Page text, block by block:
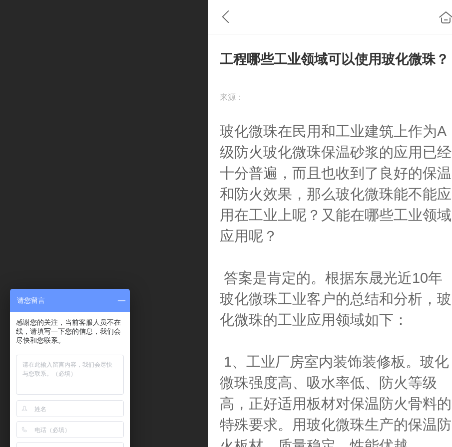
工程哪些工业领域可以使用玻化微珠？
来源：
玻化微珠在民用和工业建筑上作为A
级防火玻化微珠保温砂浆的应用已经
十分普遍，而且也收到了良好的保温
和防火效果，那么玻化微珠能不能应
用在工业上呢？又能在哪些工业领域
应用呢？
答案是肯定的。根据东晟光近10年
玻化微珠工业客户的总结和分析，玻
化微珠的工业应用领域如下：
1、工业厂房室内装饰装修板。玻化
微珠强度高、吸水率低、防火等级
高，正好适用板材对保温防火骨料的
特殊要求。用玻化微珠生产的保温防
请您留言
感谢您的关注，当前客服人员不在
线，请填写一下您的信息，我们会
尽快和您联系。